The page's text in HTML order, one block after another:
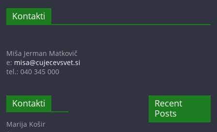
Kontakti
Miša Jerman Matkovič
e: misa@cujecevsvet.si
tel.: 040 345 000
Kontakti
Marija Košir
Recent
Posts